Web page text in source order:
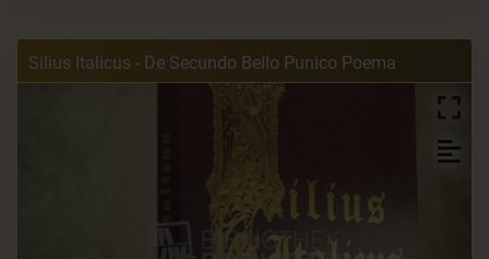
Silius Italicus - De Secundo Bello Punico Poema